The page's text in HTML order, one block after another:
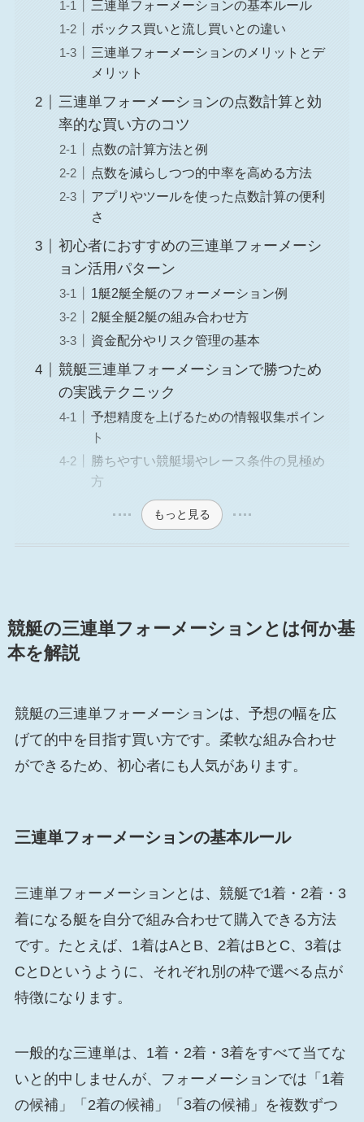
三連単フォーメーションの基本ルール
ボックス買いと流し買いとの違い
三連単フォーメーションのメリットとデ
メリット
三連単フォーメーションの点数計算と効
率的な買い方のコツ
点数の計算方法と例
点数を減らしつつ的中率を高める方法
アプリやツールを使った点数計算の便利
さ
初心者におすすめの三連単フォーメーシ
ョン活用パターン
1艇2艇全艇のフォーメーション例
2艇全艇2艇の組み合わせ方
資金配分やリスク管理の基本
競艇三連単フォーメーションで勝つため
の実践テクニック
予想精度を上げるための情報収集ポイン
ト
勝ちやすい競艇場やレース条件の見極め
方
もっと見る
競艇の三連単フォーメーションとは何か基
本を解説
競艇の三連単フォーメーションは、予想の幅を広
げて的中を目指す買い方です。柔軟な組み合わせ
ができるため、初心者にも人気があります。
三連単フォーメーションの基本ルール
三連単フォーメーションとは、競艇で1着・2着・3
着になる艇を自分で組み合わせて購入できる方法
です。たとえば、1着はAとB、2着はBとC、3着は
CとDというように、それぞれ別の枠で選べる点が
特徴になります。
一般的な三連単は、1着・2着・3着をすべて当てな
いと的中しませんが、フォーメーションでは「1着
の候補」「2着の候補」「3着の候補」を複数ずつ